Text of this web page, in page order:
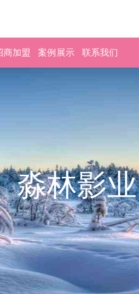
商加盟 案例展示 联系我们
淼林影业